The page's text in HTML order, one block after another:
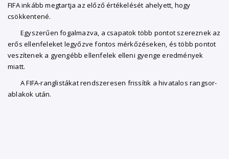
FIFA inkább megtartja az előző értékelését ahelyett, hogy
csökkentené.
Egyszerűen fogalmazva, a csapatok több pontot szereznek az
erős ellenfeleket legyőzve fontos mérkőzéseken, és több pontot
veszítenek a gyengébb ellenfelek elleni gyenge eredmények
miatt.
A FIFA-ranglistákat rendszeresen frissítik a hivatalos rangsor-
ablakok után.